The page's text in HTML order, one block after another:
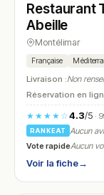
N° 17
Restaurant
Abeille
Montélimar
Française
Livraison :Non
Réservation en
★★★★☆4.3/5·
RANKEAT
Aucun
Vote rapideAucun
Voir la fiche→